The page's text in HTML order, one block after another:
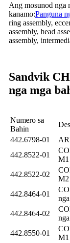
Ang mosunod nga
kanamo:Panguna
ring assembly,
assembly, head
assembly,
Sandvik
nga mga
Numero sa
Bahin
442.6798-01
442.8522-01
M1
442.8522-02
M2
442.8464-01
442.8464-02
442.8550-01
M1